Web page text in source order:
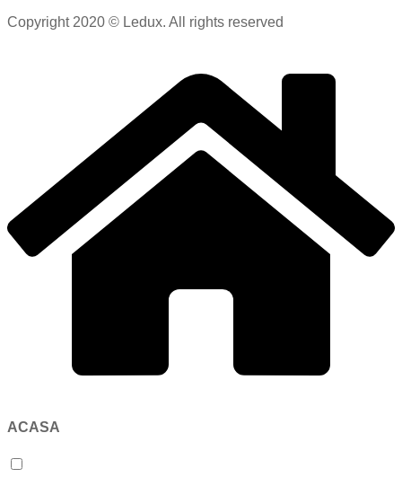
Copyright 2020 © Ledux. All rights reserved
ACASA